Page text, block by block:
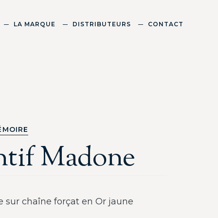
LA MARQUE DISTRIBUTEURS CONTACT
Madone
sur chaîne forçat en Or jaune